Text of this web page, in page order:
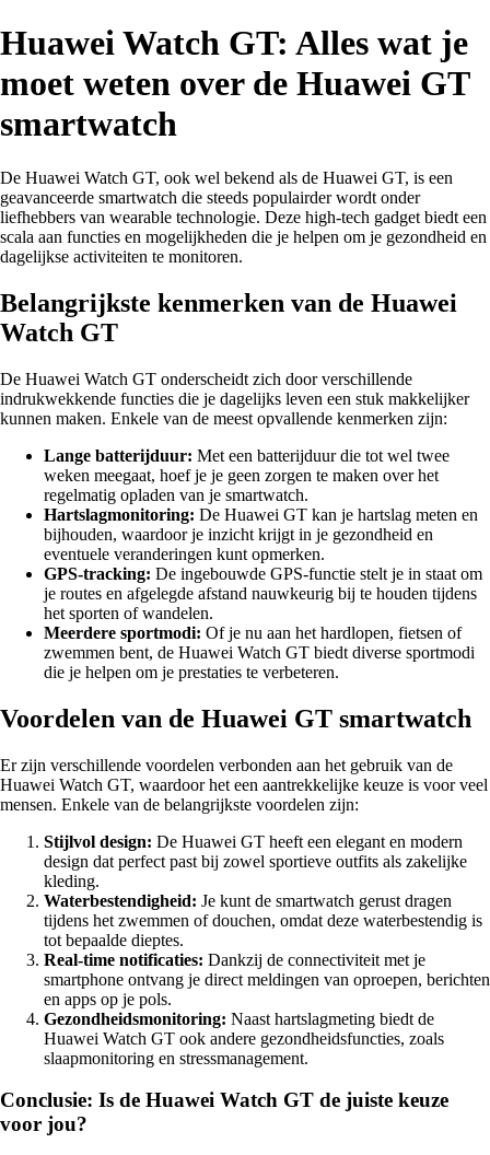
Huawei Watch GT: Alles wat je
moet weten over de Huawei GT
smartwatch
De Huawei Watch GT, ook wel bekend als de Huawei GT, is een
geavanceerde smartwatch die steeds populairder wordt onder
liefhebbers van wearable technologie. Deze high-tech gadget biedt een
scala aan functies en mogelijkheden die je helpen om je gezondheid en
dagelijkse activiteiten te monitoren.
Belangrijkste kenmerken van de Huawei
Watch GT
De Huawei Watch GT onderscheidt zich door verschillende
indrukwekkende functies die je dagelijks leven een stuk makkelijker
kunnen maken. Enkele van de meest opvallende kenmerken zijn:
Lange batterijduur: Met een batterijduur die tot wel twee
weken meegaat, hoef je je geen zorgen te maken over het
regelmatig opladen van je smartwatch.
Hartslagmonitoring: De Huawei GT kan je hartslag meten en
bijhouden, waardoor je inzicht krijgt in je gezondheid en
eventuele veranderingen kunt opmerken.
GPS-tracking: De ingebouwde GPS-functie stelt je in staat om
je routes en afgelegde afstand nauwkeurig bij te houden tijdens
het sporten of wandelen.
Meerdere sportmodi: Of je nu aan het hardlopen, fietsen of
zwemmen bent, de Huawei Watch GT biedt diverse sportmodi
die je helpen om je prestaties te verbeteren.
Voordelen van de Huawei GT smartwatch
Er zijn verschillende voordelen verbonden aan het gebruik van de
Huawei Watch GT, waardoor het een aantrekkelijke keuze is voor veel
mensen. Enkele van de belangrijkste voordelen zijn:
Stijlvol design: De Huawei GT heeft een elegant en modern
design dat perfect past bij zowel sportieve outfits als zakelijke
kleding.
Waterbestendigheid: Je kunt de smartwatch gerust dragen
tijdens het zwemmen of douchen, omdat deze waterbestendig is
tot bepaalde dieptes.
Real-time notificaties: Dankzij de connectiviteit met je
smartphone ontvang je direct meldingen van oproepen, berichten
en apps op je pols.
Gezondheidsmonitoring: Naast hartslagmeting biedt de
Huawei Watch GT ook andere gezondheidsfuncties, zoals
slaapmonitoring en stressmanagement.
Conclusie: Is de Huawei Watch GT de juiste keuze
voor jou?